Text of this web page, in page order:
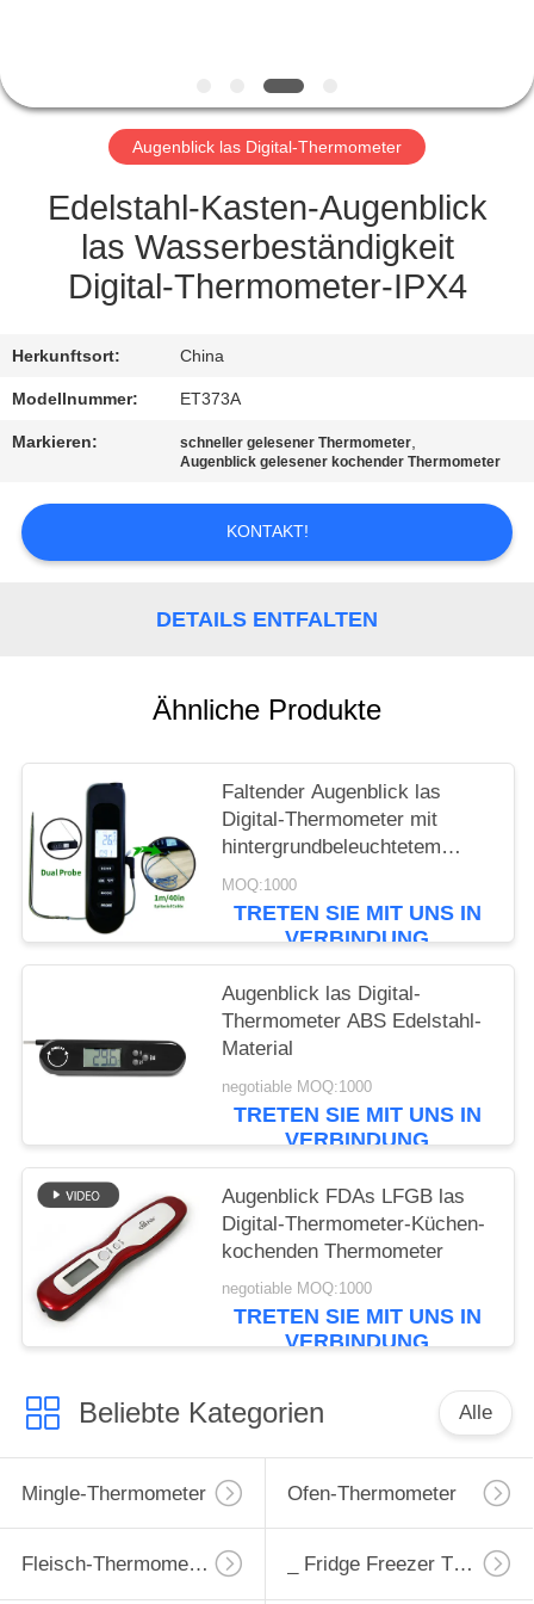
NEUIGKEITEN
RECHTSSACHEN
BITTE UM
EIN
ANGEBOT
PRIVACY
POLICY
Augenblick las Digital-Thermometer
Edelstahl-Kasten-Augenblick
las Wasserbeständigkeit
Digital-Thermometer-IPX4
Herkunftsort: China
Modellnummer: ET373A
Markieren: schneller gelesener Thermometer,
Augenblick gelesener kochender Thermometer
KONTAKT!
DETAILS ENTFALTEN
Ähnliche Produkte
Faltender Augenblick las
Digital-Thermometer mit
hintergrundbeleuchtetem
großem LCD-Bildschirm
MOQ:1000
TRETEN SIE MIT UNS IN
VERBINDUNG
Augenblick las Digital-
Thermometer ABS Edelstahl-
Material
negotiable MOQ:1000
TRETEN SIE MIT UNS IN
VERBINDUNG
Augenblick FDAs LFGB las
Digital-Thermometer-Küchen-
kochenden Thermometer
negotiable MOQ:1000
TRETEN SIE MIT UNS IN
VERBINDUNG
Beliebte Kategorien Alle
Mingle-Thermometer Ofen-Thermometer
Fleisch-Thermometer _ Fridge Freezer Thermometer